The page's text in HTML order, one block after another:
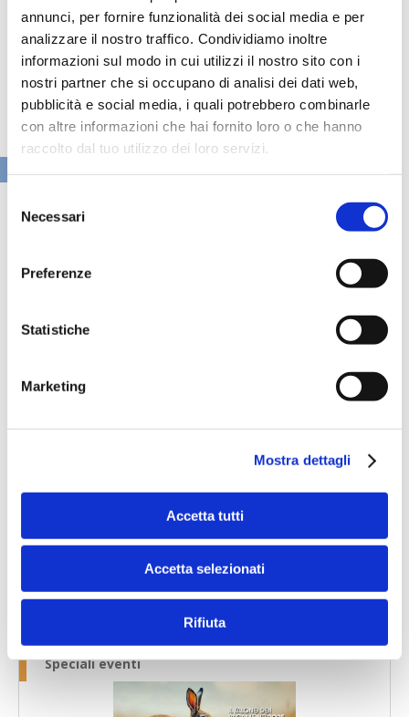
annunci, per fornire funzionalità dei social media e per
analizzare il nostro traffico. Condividiamo inoltre
informazioni sul modo in cui utilizzi il nostro sito con i
nostri partner che si occupano di analisi dei dati web,
pubblicità e social media, i quali potrebbero combinarle
con altre informazioni che hai fornito loro o che hanno
raccolto dal tuo utilizzo dei loro servizi.
delNecessari
Preferenze
Statistiche
Marketing
Mostra dettagli
Accetta tutti
Accetta selezionati
Rifiuta
Banche per l'inclusione
Speciali eventi